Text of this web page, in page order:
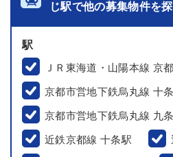
じ駅で他の募集物件を
駅
ＪＲ東海道・山陽本線 京
京都市営地下鉄烏丸線 十
京都市営地下鉄烏丸線 九
近鉄京都線 十条駅